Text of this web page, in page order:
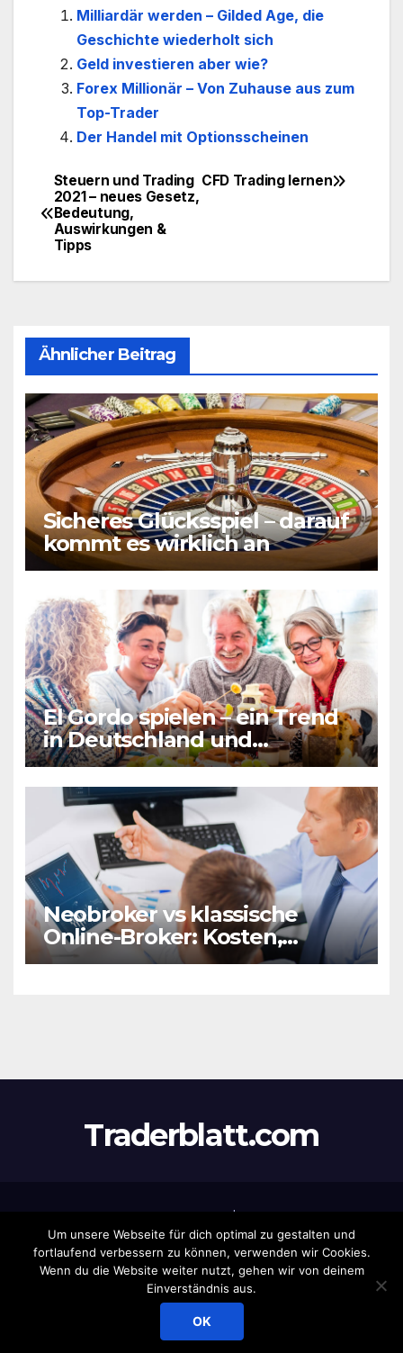
Milliardär werden – Gilded Age, die
Geschichte wiederholt sich
Geld investieren aber wie?
Forex Millionär – Von Zuhause aus zum
Top-Trader
Der Handel mit Optionsscheinen
Beitragsnavigation
CFD Trading lernen
Steuern und Trading
2021 – neues Gesetz,
Bedeutung,
Auswirkungen &
Tipps
Ähnlicher Beitrag
Sicheres Glücksspiel – darauf
kommt es wirklich an
El Gordo spielen – ein Trend
in Deutschland und
Frankreich gleichermaßen
Neobroker vs klassische
Online-Broker: Kosten,
Leistungen & Vorzüge
Traderblatt.com
Stolz präsentiert von WordPress|Theme:Newsupvon
Themeansar
EintragHaftungsausschluss
NewsletterProdukte
Um unsere Webseite für dich optimal zu gestalten und
fortlaufend verbessern zu können, verwenden wir Cookies.
Wenn du die Website weiter nutzt, gehen wir von deinem
Einverständnis aus.
OK